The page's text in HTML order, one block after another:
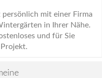
persönlich mit einer Firma
in Ihrer Nähe.
und für Sie